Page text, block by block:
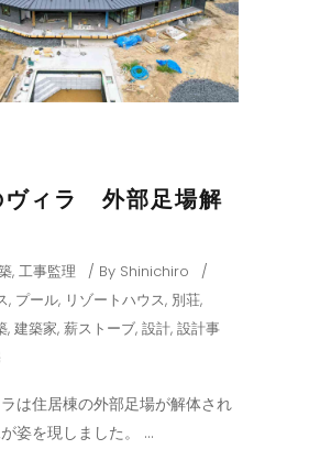
ヴィラ 外部足場解
, 工事監理 By Shinichiro
, プール, リゾートハウス, 別荘,
, 建築家, 薪ストーブ, 設計, 設計事
は住居棟の外部足場が解体され
姿を現しました。